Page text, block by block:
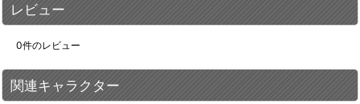
レビュー
0件のレビュー
関連キャラクター